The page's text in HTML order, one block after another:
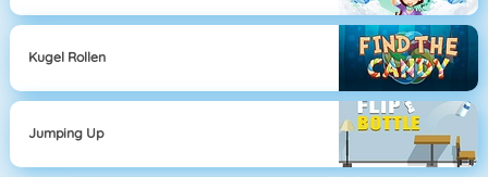
Kugel Rollen
Jumping Up